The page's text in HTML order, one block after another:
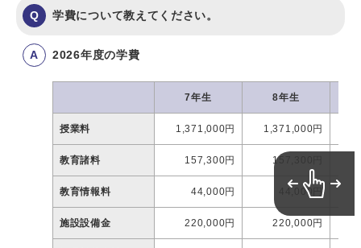
学費について教えてください。
2026年度の学費
7年生 8年生
授業料 1,371,000円 1,371,000円
教育諸料 157,300円 157,300円
教育情報料 44,000円 44,000円
施設設備金 220,000円 220,000円